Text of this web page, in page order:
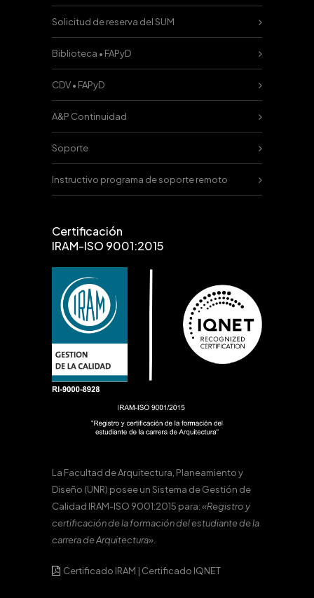
Solicitud de reserva del SUM
Biblioteca • FAPyD
CDV • FAPyD
A&P Continuidad
Soporte
Instructivo programa de soporte remoto
Certificación
IRAM-ISO 9001:2015
La Facultad de Arquitectura, Planeamiento y
Diseño (UNR) posee un Sistema de Gestión de
Calidad IRAM-ISO 9001:2015 para:«Registro y
certificación de la formación del estudiante de la
carrera de Arquitectura».
Certificado IRAM | Certificado IQNET